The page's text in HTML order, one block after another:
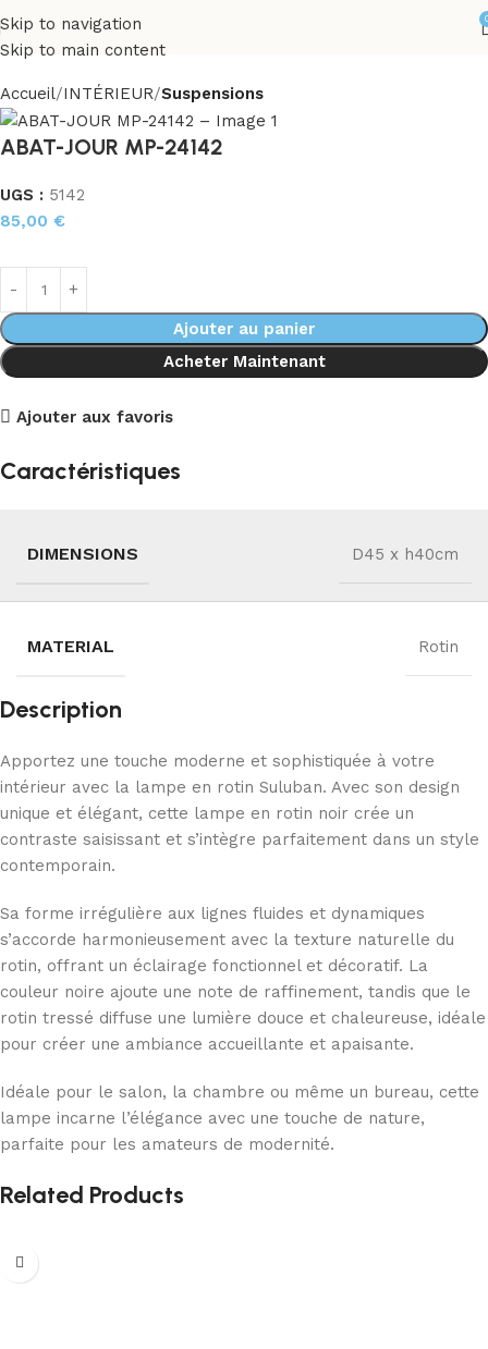
Skip to navigation
Skip to main content
Accueil INTÉRIEUR Suspensions
ABAT-JOUR MP-24142
UGS : 5142
85,00 €
Ajouter au panier
Acheter Maintenant
Ajouter aux favoris
Caractéristiques
DIMENSIONS D45 x h40cm
MATERIAL Rotin
Description
Apportez une touche moderne et sophistiquée à votre
intérieur avec la lampe en rotin Suluban. Avec son design
unique et élégant, cette lampe en rotin noir crée un
contraste saisissant et s’intègre parfaitement dans un style
contemporain.
Sa forme irrégulière aux lignes fluides et dynamiques
s’accorde harmonieusement avec la texture naturelle du
rotin, offrant un éclairage fonctionnel et décoratif. La
couleur noire ajoute une note de raffinement, tandis que le
rotin tressé diffuse une lumière douce et chaleureuse, idéale
pour créer une ambiance accueillante et apaisante.
Idéale pour le salon, la chambre ou même un bureau, cette
lampe incarne l’élégance avec une touche de nature,
parfaite pour les amateurs de modernité.
Related Products